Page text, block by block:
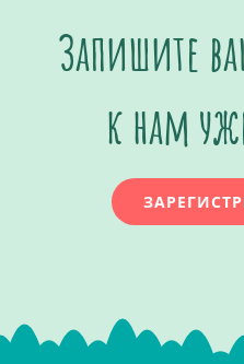
Запишите
к нам